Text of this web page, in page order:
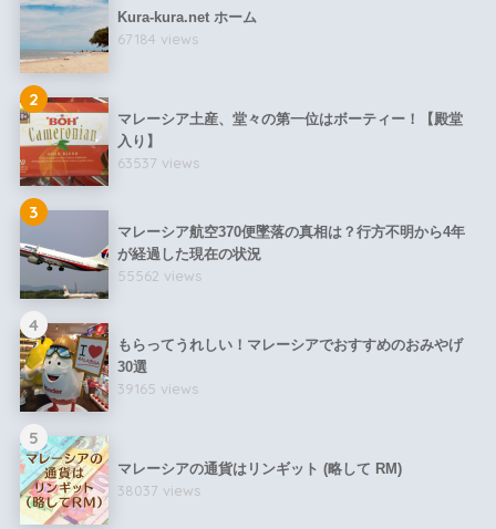
Kura-kura.net ホーム
67184 views
2
マレーシア土産、堂々の第一位はボーティー！【殿堂
入り】
63537 views
3
マレーシア航空370便墜落の真相は？行方不明から4年
が経過した現在の状況
55562 views
4
もらってうれしい！マレーシアでおすすめのおみやげ
30選
39165 views
5
マレーシアの通貨はリンギット (略して RM)
38037 views